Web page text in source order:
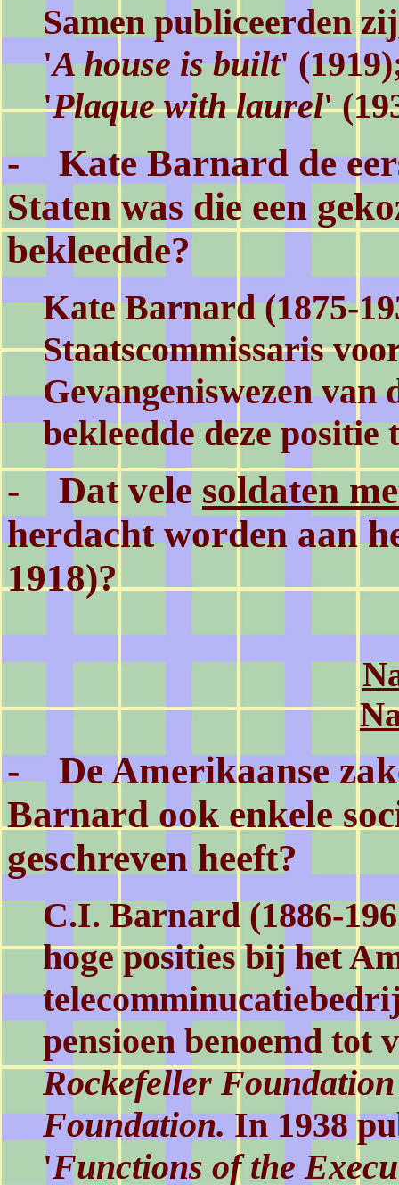
Samen publiceerden
'A house is built'
'Plaque with laurel'
- Kate Barnard de
Staten was die een
bekleedde?
Kate Barnard (1875-
Staatscommissaris
Gevangeniswezen van
bekleedde deze positie
- Dat vele soldaten
herdacht worden aan
1918)?
- De Amerikaanse
Barnard ook enkele
geschreven heeft?
C.I. Barnard (1886-
hoge posities bij het
pensioen benoemd tot
Rockefeller Foundation
Foundation.In 1938
'Functions of the